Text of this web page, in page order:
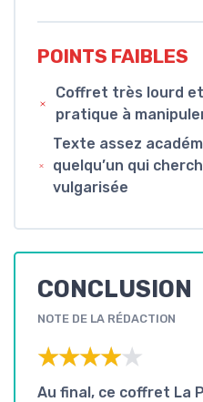
POINTS FAIBLES
Coffret très lourd
pratique à
Texte assez
quelqu’un qui
vulgarisée
CONCLUSION
NOTE DE LA RÉDACTION
★★★★★
★★★★★
Au final, ce coffret La